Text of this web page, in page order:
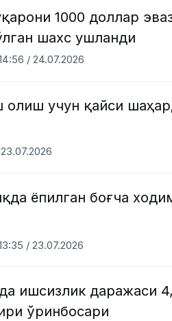
1000 доллар
шахс ушланди
/ 24.07.2026
учун қайси
ёпилган боғча
/ 23.07.2026
ишсизлик даражаси
ўринбосари